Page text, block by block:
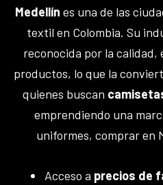
Medellín es una de las
textil en Colombia. Su
reconocida por la calidad,
productos, lo que la
quienes buscan
emprendiendo una
uniformes, comprar en
Acceso a precios de